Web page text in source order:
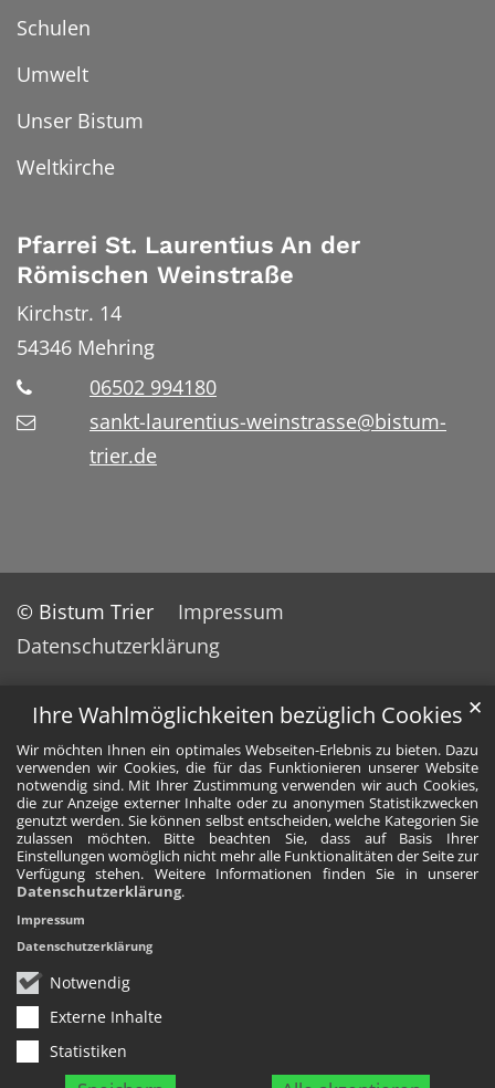
Ihre Wahlmöglichkeiten bezüglich Cookies
Wir möchten Ihnen ein optimales Webseiten-Erlebnis zu bieten. Dazu
verwenden wir Cookies, die für das Funktionieren unserer Website
notwendig sind. Mit Ihrer Zustimmung verwenden wir auch Cookies,
die zur Anzeige externer Inhalte oder zu anonymen Statistikzwecken
genutzt werden. Sie können selbst entscheiden, welche Kategorien Sie
zulassen möchten. Bitte beachten Sie, dass auf Basis Ihrer
Einstellungen womöglich nicht mehr alle Funktionalitäten der Seite zur
Verfügung stehen. Weitere Informationen finden Sie in unserer
Datenschutzerklärung.
Notwendig
Externe Inhalte
Statistiken
✕
Impressum
Datenschutzerklärung
Schulen
Umwelt
Unser Bistum
Weltkirche
Pfarrei St. Laurentius An der
Römischen Weinstraße
Kirchstr. 14
54346 Mehring
06502 994180
sankt-laurentius-weinstrasse@bistum-
trier.de
© Bistum Trier
Impressum
Datenschutzerklärung